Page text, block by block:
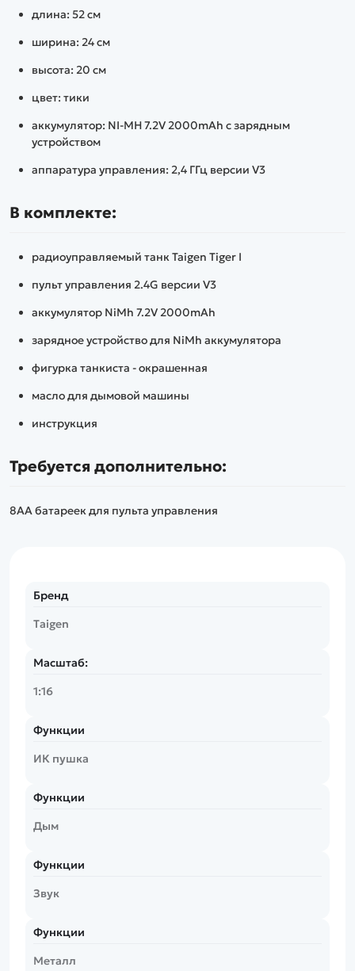
длина: 52 см
ширина: 24 см
высота: 20 см
цвет: тики
аккумулятор: NI-MH 7.2V 2000mAh с зарядным
устройством
аппаратура управления: 2,4 ГГц версии V3
В комплекте:
радиоуправляемый танк Taigen Tiger I
пульт управления 2.4G версии V3
аккумулятор NiMh 7.2V 2000mAh
зарядное устройство для NiMh аккумулятора
фигурка танкиста - окрашенная
масло для дымовой машины
инструкция
Требуется дополнительно:
8АА батареек для пульта управления
Бренд
Taigen
Масштаб:
1:16
Функции
ИК пушка
Функции
Дым
Функции
Звук
Функции
Металл